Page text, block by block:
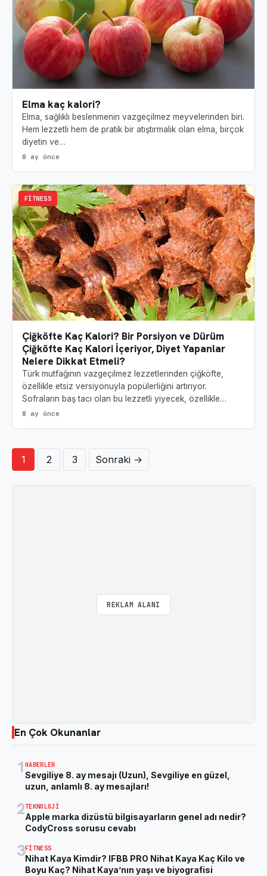
Elma kaç kalori?
Elma, sağlıklı beslenmenin vazgeçilmez meyvelerinden biri.
Hem lezzetli hem de pratik bir atıştırmalık olan elma, birçok
diyetin ve…
8 ay önce
FITNESS
Çiğköfte Kaç Kalori? Bir Porsiyon ve Dürüm
Çiğköfte Kaç Kalori İçeriyor, Diyet Yapanlar
Nelere Dikkat Etmeli?
Türk mutfağının vazgeçilmez lezzetlerinden çiğköfte,
özellikle etsiz versiyonuyla popülerliğini artırıyor.
Sofraların baş tacı olan bu lezzetli yiyecek, özellikle…
8 ay önce
Yazı sayfalandırması
1 2 3 Sonraki →
REKLAM ALANI
En Çok Okunanlar
1 HABERLER
Sevgiliye 8. ay mesajı (Uzun), Sevgiliye en güzel,
uzun, anlamlı 8. ay mesajları!
2TEKNOLOJI
Apple marka dizüstü bilgisayarların genel adı nedir?
CodyCross sorusu cevabı
3FITNESS
Nihat Kaya Kimdir? IFBB PRO Nihat Kaya Kaç Kilo ve
Boyu Kaç? Nihat Kaya’nın yaşı ve biyografisi